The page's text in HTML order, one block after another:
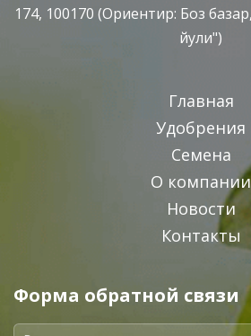
174, 100170 (Ориентир: Боз
йули")
Главная
Удобрения
Семена
О компании
Новости
Контакты
Форма обратной связи